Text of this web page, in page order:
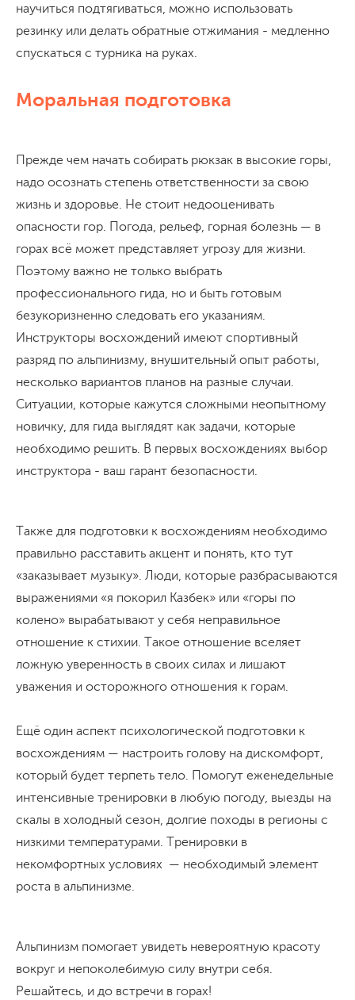
научиться подтягиваться, можно использовать
резинку или делать обратные отжимания - медленно
спускаться с турника на руках.
Моральная подготовка
Прежде чем начать собирать рюкзак в высокие горы,
надо осознать степень ответственности за свою
жизнь и здоровье. Не стоит недооценивать
опасности гор. Погода, рельеф, горная болезнь — в
горах всё может представляет угрозу для жизни.
Поэтому важно не только выбрать
профессионального гида, но и быть готовым
безукоризненно следовать его указаниям.
Инструкторы восхождений имеют спортивный
разряд по альпинизму, внушительный опыт работы,
несколько вариантов планов на разные случаи.
Ситуации, которые кажутся сложными неопытному
новичку, для гида выглядят как задачи, которые
необходимо решить. В первых восхождениях выбор
инструктора - ваш гарант безопасности.
Также для подготовки к восхождениям необходимо
правильно расставить акцент и понять, кто тут
«заказывает музыку». Люди, которые разбрасываются
выражениями «я покорил Казбек» или «горы по
колено» вырабатывают у себя неправильное
отношение к стихии. Такое отношение вселяет
ложную уверенность в своих силах и лишают
уважения и осторожного отношения к горам.
Ещё один аспект психологической подготовки к
восхождениям — настроить голову на дискомфорт,
который будет терпеть тело. Помогут еженедельные
интенсивные тренировки в любую погоду, выезды на
скалы в холодный сезон, долгие походы в регионы с
низкими температурами. Тренировки в
некомфортных условиях — необходимый элемент
роста в альпинизме.
Альпинизм помогает увидеть невероятную красоту
вокруг и непоколебимую силу внутри себя.
Решайтесь, и до встречи в горах!